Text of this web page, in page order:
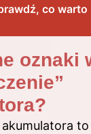
co warto
oznaki